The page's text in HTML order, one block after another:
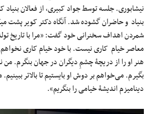
نیشابوری. جلسه توسط جواد کبیری، از فعالان بنیاد
بنیاد و حاضران گشوده شد. آنگاه دکتر کویر پشت
شمردن اهداف سخنرانی خود گفت: «مرا با تاریخ
معاصر خیام کاری نیست. با خود خیام کاری نخواهم
هنر او را از دریچۀ چشمِ دیگران در جهان بنگرم.
بگیرم. می‌خواهم بر دوش او بایستیم تا بالاتر
دینامیزم اندیشۀ خیامی‌ را بنگریم».